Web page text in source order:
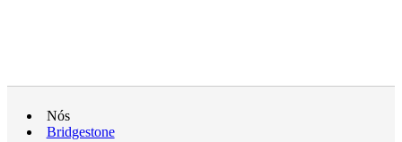
Nós
Bridgestone